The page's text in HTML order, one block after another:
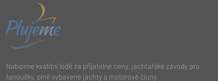
Nabízíme kvalitní lodě za přijatelné ceny, jachtařské závody pro
fanoušky, plně vybavené jachty a motorové čluny.